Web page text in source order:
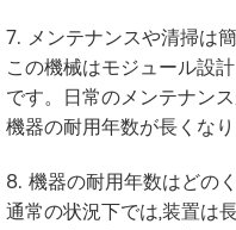
7. メンテナンスや清掃は
この機械はモジュール設
です。日常のメンテナン
機器の耐用年数が長くなり
8. 機器の耐用年数はどの
通常の状況下では,装置は